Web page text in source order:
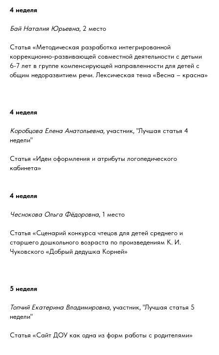
4 неделя
Бай Наталия Юрьевна, 2 место
Статья «Методическая разработка интегрированной
коррекционно-развивающей совместной деятельности с детьми
6-7 лет в группе компенсирующей направленности для детей с
общим недоразвитием речи. Лексическая тема «Весна – красна»
4 неделя
Коробцова Елена Анатольевна, участник, "Лучшая статья 4
недели"
Статья «Идеи оформления и атрибуты логопедического
кабинета»
4 неделя
Чеснокова Ольга Фёдоровна, 1 место
Статья «Сценарий конкурса чтецов для детей среднего и
старшего дошкольного возраста по произведениям К. И.
Чуковского «Добрый дедушка Корней»
5 неделя
Топчий Екатерина Владимировна, участник, "Лучшая статья 5
недели"
Статья «Сайт ДОУ как одна из форм работы с родителями»